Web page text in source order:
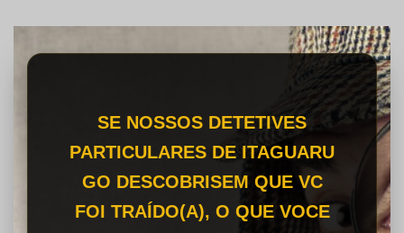
SE NOSSOS DETETIVES
PARTICULARES DE ITAGUARU
GO DESCOBRISEM QUE VC
FOI TRAÍDO(A), O QUE VOCE